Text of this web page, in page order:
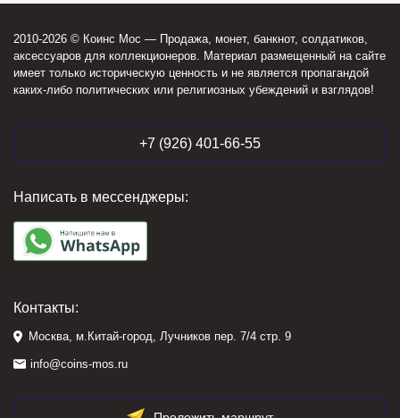
2010-2026 © Коинс Мос — Продажа, монет, банкнот, солдатиков,
аксессуаров для коллекционеров. Материал размещенный на сайте
имеет только историческую ценность и не является пропагандой
каких-либо политических или религиозных убеждений и взглядов!
+7 (926) 401-66-55
Написать в мессенджеры:
Контакты:
Москва, м.Китай-город, Лучников пер. 7/4 стр. 9
info@coins-mos.ru